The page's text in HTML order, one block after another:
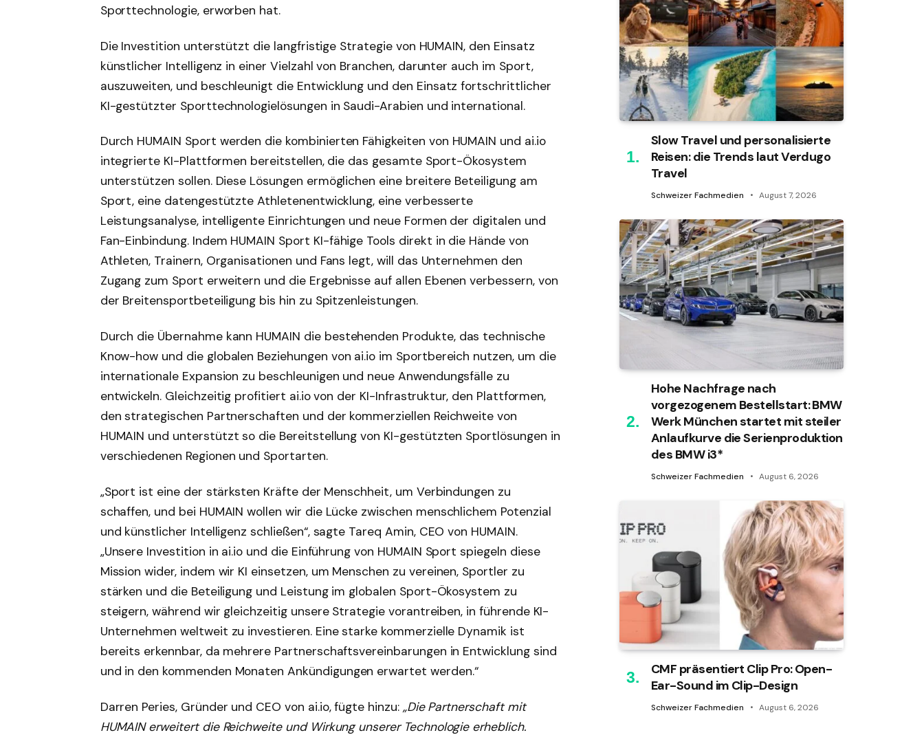
Sporttechnologie, erworben hat.
Die Investition unterstützt die langfristige Strategie von HUMAIN, den Einsatz
künstlicher Intelligenz in einer Vielzahl von Branchen, darunter auch im Sport,
auszuweiten, und beschleunigt die Entwicklung und den Einsatz fortschrittlicher
KI-gestützter Sporttechnologielösungen in Saudi-Arabien und international.
Durch HUMAIN Sport werden die kombinierten Fähigkeiten von HUMAIN und ai.io
integrierte KI-Plattformen bereitstellen, die das gesamte Sport-Ökosystem
unterstützen sollen. Diese Lösungen ermöglichen eine breitere Beteiligung am
Sport, eine datengestützte Athletenentwicklung, eine verbesserte
Leistungsanalyse, intelligente Einrichtungen und neue Formen der digitalen und
Fan-Einbindung. Indem HUMAIN Sport KI-fähige Tools direkt in die Hände von
Athleten, Trainern, Organisationen und Fans legt, will das Unternehmen den
Zugang zum Sport erweitern und die Ergebnisse auf allen Ebenen verbessern, von
der Breitensportbeteiligung bis hin zu Spitzenleistungen.
Durch die Übernahme kann HUMAIN die bestehenden Produkte, das technische
Know-how und die globalen Beziehungen von ai.io im Sportbereich nutzen, um die
internationale Expansion zu beschleunigen und neue Anwendungsfälle zu
entwickeln. Gleichzeitig profitiert ai.io von der KI-Infrastruktur, den Plattformen,
den strategischen Partnerschaften und der kommerziellen Reichweite von
HUMAIN und unterstützt so die Bereitstellung von KI-gestützten Sportlösungen in
verschiedenen Regionen und Sportarten.
„Sport ist eine der stärksten Kräfte der Menschheit, um Verbindungen zu
schaffen, und bei HUMAIN wollen wir die Lücke zwischen menschlichem Potenzial
und künstlicher Intelligenz schließen“, sagte Tareq Amin, CEO von HUMAIN.
„Unsere Investition in ai.io und die Einführung von HUMAIN Sport spiegeln diese
Mission wider, indem wir KI einsetzen, um Menschen zu vereinen, Sportler zu
stärken und die Beteiligung und Leistung im globalen Sport-Ökosystem zu
steigern, während wir gleichzeitig unsere Strategie vorantreiben, in führende KI-
Unternehmen weltweit zu investieren. Eine starke kommerzielle Dynamik ist
bereits erkennbar, da mehrere Partnerschaftsvereinbarungen in Entwicklung sind
und in den kommenden Monaten Ankündigungen erwartet werden.“
Darren Peries, Gründer und CEO von ai.io, fügte hinzu: „Die Partnerschaft mit
HUMAIN erweitert die Reichweite und Wirkung unserer Technologie erheblich.
Slow Travel und personalisierte
Reisen: die Trends laut Verdugo
Travel
Schweizer Fachmedien August 7, 2026
Hohe Nachfrage nach
vorgezogenem Bestellstart: BMW
Werk München startet mit steiler
Anlaufkurve die Serienproduktion
des BMW i3*
Schweizer Fachmedien August 6, 2026
CMF präsentiert Clip Pro: Open-
Ear-Sound im Clip-Design
Schweizer Fachmedien August 6, 2026